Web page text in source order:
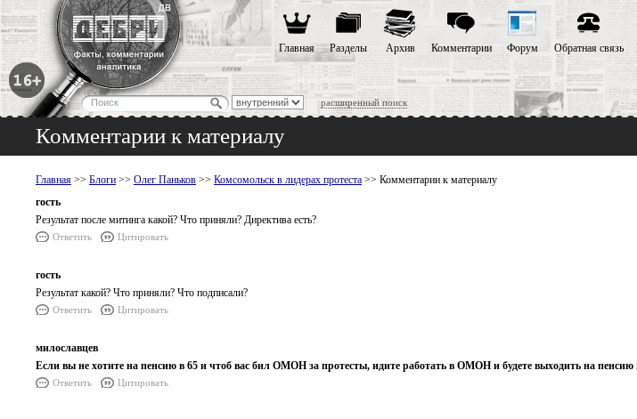
расширенный поиск
Главная Разделы Архив Комментарии Форум Обратная связь
Комментарии к материалу
Главная >> Блоги >> Олег Паньков >> Комсомольск в лидерах протеста >> Комментарии к материалу
гость
Результат после митинга какой? Что приняли? Директива есть?
Ответить Цитировать
гость
Результат какой? Что приняли? Что подписали?
Ответить Цитировать
милославцев
Если вы не хотите на пенсию в 65 и чтоб вас бил ОМОН за протесты, идите работать в ОМОН и будете выходить на пенсию
Ответить Цитировать